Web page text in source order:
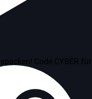
Code CYBER für